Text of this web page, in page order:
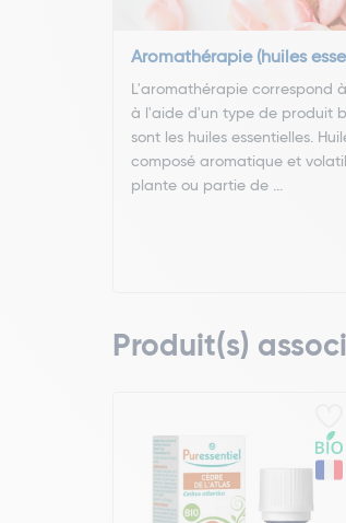
Aromathérapie (huiles
L'aromathérapie correspond
à l'aide d'un type de produit
sont les huiles essentielles.
composé aromatique et
plante ou partie de ...
Produit(s)